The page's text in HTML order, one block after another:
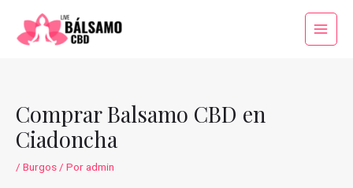
contenido
Main
Comprar Balsamo CBD en
Ciadoncha
/ Burgos / Poradmin